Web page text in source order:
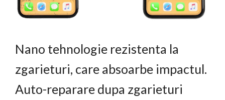
Nano tehnologie rezistenta la
zgarieturi, care absoarbe impactul.
Auto-reparare dupa zgarieturi